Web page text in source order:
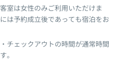
室は女性のみご利用いただけま
は予約成立後であっても宿泊をお
チェックアウトの時間が通常時間
。